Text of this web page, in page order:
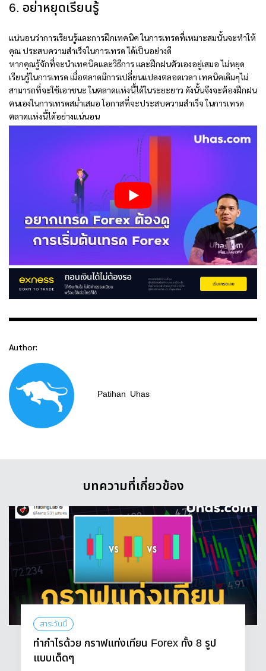
6. อย่าหยุดเรียนรู้
แน่นอนว่าการเรียนรู้และการฝึกเทคนิค ในการเทรดที่เหมาะสมนั้นจะทำให้
คุณ ประสบความสำเร็จในการเทรด ได้เป็นอย่างดี
หากคุณรู้จักที่จะนำเทคนิคและวิธีการ และฝึกฝนตัวเองอยู่เสมอ ไม่หยุด
เรียนรู้ในการเทรด เมื่อตลาดมีการเปลี่ยนแปลงตลอดเวลา เทคนิคเดิมๆไม่
สามารถที่จะใช้เอาชนะ ในตลาดแห่งนี้ได้ในระยะยาว ดังนั้นจึงจะต้องฝึกฝน
ตนเองในการเทรดสม่ำเสมอ โอกาสที่จะประสบความสำเร็จ ในการเทรด
ตลาดแห่งนี้ได้อย่างแน่นอน
Author:
Patihan Uhas
บทความที่เกี่ยวข้อง
สาระวันนี้
ทำกำไรด้วย กราฟแท่งเทียน Forex ทั้ง 8 รูป
แบบเด็ดๆ